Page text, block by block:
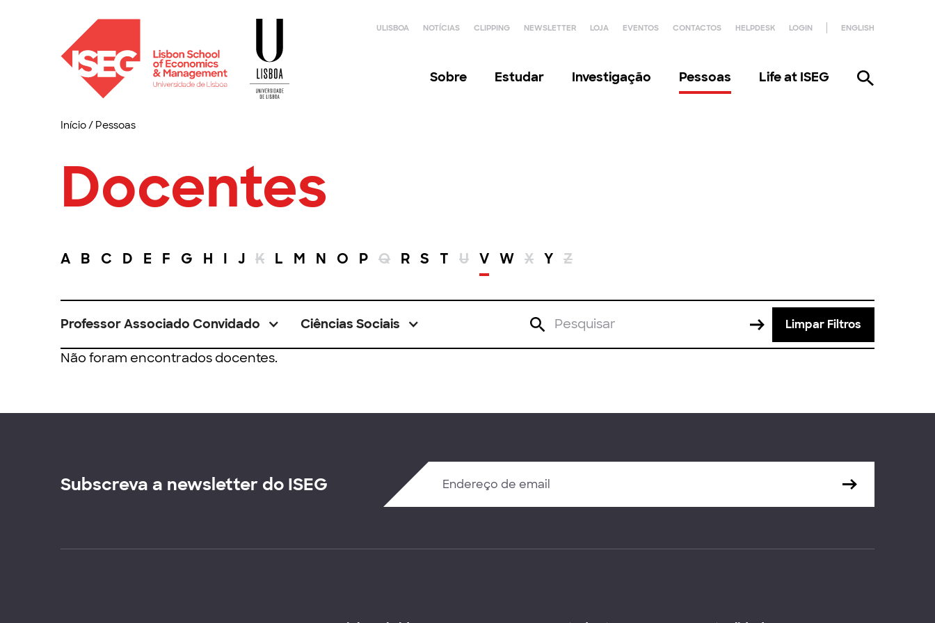
ULISBOA NOTÍCIAS CLIPPING NEWSLETTER LOJA EVENTOS CONTACTOS HELPDESK LOGIN ENGLISH
Sobre Estudar Investigação Pessoas Life at ISEG
Início/ Pessoas
Docentes
A B C D E F G H I J K L M N O P Q R S T U V W X Y Z
Professor Associado Convidado Ciências Sociais Limpar Filtros
Não foram encontrados docentes.
Subscreva a newsletter do ISEG